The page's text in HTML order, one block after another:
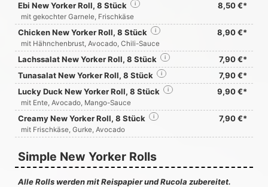
Ebi New Yorker Roll, 8 Stück 8,50 €*
i
mit gekochter Garnele, Frischkäse
Chicken New Yorker Roll, 8 Stück 8,90 €*
i
mit Hähnchenbrust, Avocado, Chili-Sauce
Lachssalat New Yorker Roll, 8 Stück 7,90 €*
i
Tunasalat New Yorker Roll, 8 Stück 7,90 €*
i
Lucky Duck New Yorker Roll, 8 Stück 9,90 €*
i
mit Ente, Avocado, Mango-Sauce
Creamy New Yorker Roll, 8 Stück 7,90 €*
i
mit Frischkäse, Gurke, Avocado
Simple New Yorker Rolls
Alle Rolls werden mit Reispapier und Rucola zubereitet.